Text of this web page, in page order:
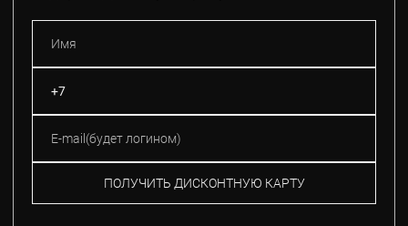
ПОЛУЧИТЬ ДИСКОНТНУЮ КАРТУ